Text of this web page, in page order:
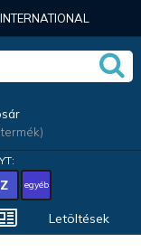
INTERNATIONAL
Z egyéb
Letöltések